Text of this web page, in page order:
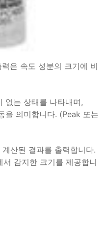
은 속도 성분의 크기에 비
없는 상태를 나타내며,
을 의미합니다. (Peak 또는
산된 결과를 출력합니다.
감지한 크기를 제공합니